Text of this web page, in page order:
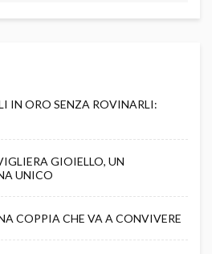
IN ORO SENZA ROVINARLI:
GIOIELLO, UN
UNICO
COPPIA CHE VA A CONVIVERE